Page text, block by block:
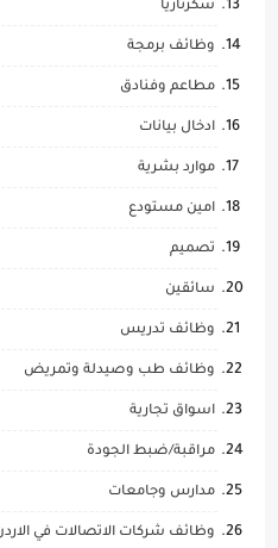
سكرتاريا
وظائف برمجة
مطاعم وفنادق
ادخال بيانات
موارد بشرية
امين مستودع
تصميم
سائقين
وظائف تدريس
وظائف طب وصيدلة وتمريض
اسواق تجارية
مراقبة/ضبط الجودة
مدارس وجامعات
وظائف شركات الاتصالات في